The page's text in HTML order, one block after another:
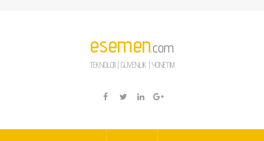
esemen.com
TEKNOLOJİ | GÜVENLİK | YÖNETİM